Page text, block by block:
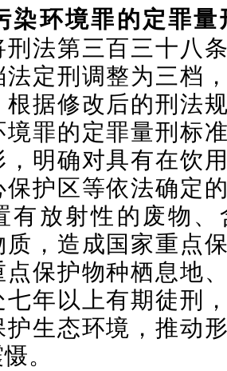
染环境罪的定罪
刑法第三百三十八
法定刑调整为三档
据修改后的刑法
境罪的定罪量刑标
明确对具有在饮
护区等依法确定
有放射性的废物
，造成国家重点
保护物种栖息地
年以上有期徒刑
护生态环境，推动
。